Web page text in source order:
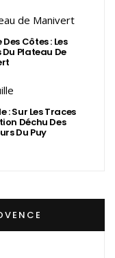
Côtes : Les
Du Plateau De
: Sur Les Traces
Déchu Des
Du Puy